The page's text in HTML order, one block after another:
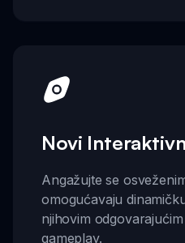
Novi
Angažujte se
omogućavaju
njihovim
gameplay.